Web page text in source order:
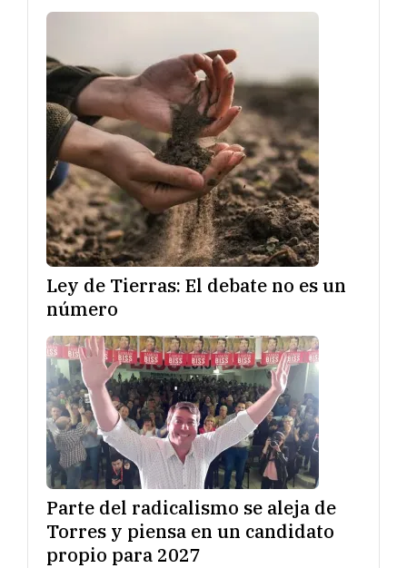
Ley de Tierras: El debate no es un
número
Parte del radicalismo se aleja de
Torres y piensa en un candidato
propio para 2027